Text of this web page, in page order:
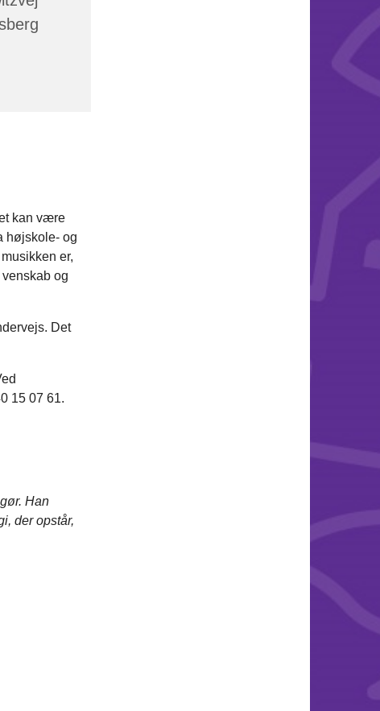
kan være
højskole- og
er,
og
Det
15 07 61.
Han
der opstår,